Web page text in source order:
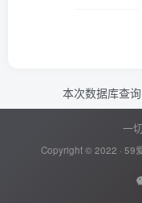
本次数据库查
一
Copyright © 2022 · 59